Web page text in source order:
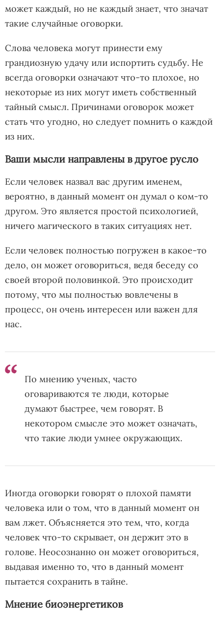
может каждый, но не каждый знает, что значат
такие случайные оговорки.
Слова человека могут принести ему
грандиозную удачу или испортить судьбу. Не
всегда оговорки означают что-то плохое, но
некоторые из них могут иметь собственный
тайный смысл. Причинами оговорок может
стать что угодно, но следует помнить о каждой
из них.
Ваши мысли направлены в другое русло
Если человек назвал вас другим именем,
вероятно, в данный момент он думал о ком-то
другом. Это является простой психологией,
ничего магического в таких ситуациях нет.
Если человек полностью погружен в какое-то
дело, он может оговориться, ведя беседу со
своей второй половинкой. Это происходит
потому, что мы полностью вовлечены в
процесс, он очень интересен или важен для
нас.
По мнению ученых, часто
оговариваются те люди, которые
думают быстрее, чем говорят. В
некотором смысле это может означать,
что такие люди умнее окружающих.
Иногда оговорки говорят о плохой памяти
человека или о том, что в данный момент он
вам лжет. Объясняется это тем, что, когда
человек что-то скрывает, он держит это в
голове. Неосознанно он может оговориться,
выдавая именно то, что в данный момент
пытается сохранить в тайне.
Мнение биоэнергетиков